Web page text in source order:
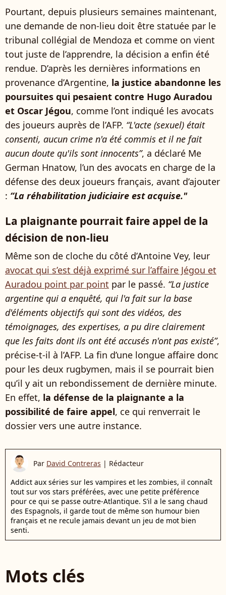
Pourtant, depuis plusieurs semaines maintenant,
une demande de non-lieu doit être statuée par le
tribunal collégial de Mendoza et comme on vient
tout juste de l’apprendre, la décision a enfin été
rendue. D’après les dernières informations en
provenance d’Argentine, la justice abandonne les
poursuites qui pesaient contre Hugo Auradou
et Oscar Jégou, comme l’ont indiqué les avocats
des joueurs auprès de l’AFP. “L'acte (sexuel) était
consenti, aucun crime n'a été commis et il ne fait
aucun doute qu'ils sont innocents”, a déclaré Me
German Hnatow, l’un des avocats en charge de la
défense des deux joueurs français, avant d’ajouter
: “La réhabilitation judiciaire est acquise."
La plaignante pourrait faire appel de la
décision de non-lieu
Même son de cloche du côté d’Antoine Vey, leur
avocat qui s’est déjà exprimé sur l’affaire Jégou et
Auradou point par point par le passé. “La justice
argentine qui a enquêté, qui l'a fait sur la base
d'éléments objectifs qui sont des vidéos, des
témoignages, des expertises, a pu dire clairement
que les faits dont ils ont été accusés n'ont pas existé”,
précise-t-il à l’AFP. La fin d’une longue affaire donc
pour les deux rugbymen, mais il se pourrait bien
qu’il y ait un rebondissement de dernière minute.
En effet, la défense de la plaignante a la
possibilité de faire appel, ce qui renverrait le
dossier vers une autre instance.
Par David Contreras | Rédacteur
Addict aux séries sur les vampires et les zombies, il connaît
tout sur vos stars préférées, avec une petite préférence
pour ce qui se passe outre-Atlantique. S’il a le sang chaud
des Espagnols, il garde tout de même son humour bien
français et ne recule jamais devant un jeu de mot bien
senti.
Mots clés